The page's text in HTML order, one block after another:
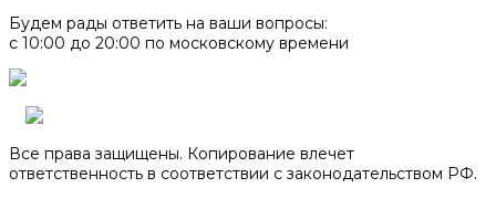
Будем рады ответить на ваши вопросы:
с 10:00 до 20:00 по московскому времени
Все права защищены. Копирование влечет
ответственность в соответствии с законодательством РФ.